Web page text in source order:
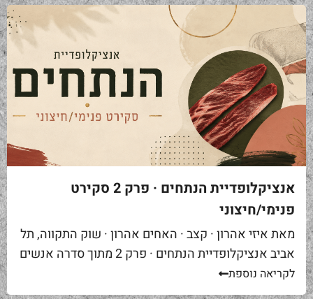
אנציקלופדיית הנתחים · פרק 2 סקירט
פנימי/חיצוני
מאת איזי אהרון · קצב · האחים אהרון · שוק התקווה, תל
אביב אנציקלופדיית הנתחים · פרק 2 מתוך סדרה אנשים
באים אליי בקצביה ומבקשים "סקירט". שאלה ראשונה...
לקריאה נוספת